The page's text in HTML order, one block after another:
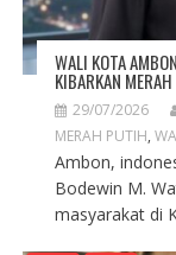
WALI KOTA
KIBARKAN
29/07/2026
MERAH PUTIH,
Ambon,
Bodewin M.
masyarakat di